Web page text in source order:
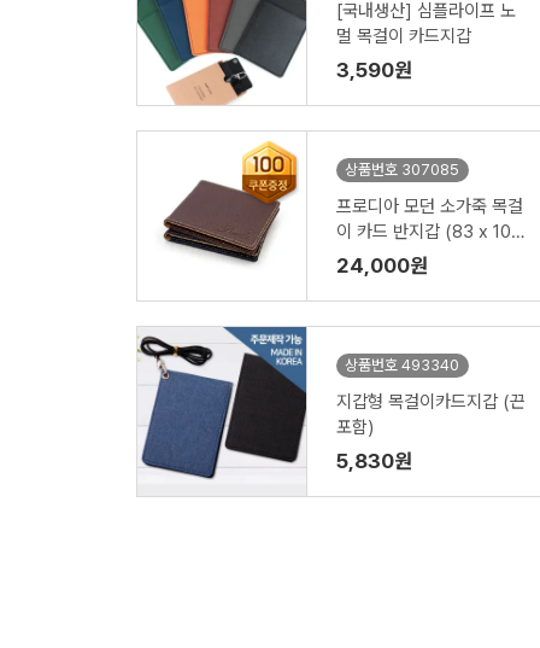
[국내생산] 심플라이프 노
멀 목걸이 카드지갑
3,590원
상품번호 307085
프로디아 모던 소가죽 목걸
이 카드 반지갑 (83 x 103
mm)
24,000원
상품번호 493340
지갑형 목걸이카드지갑 (끈
포함)
5,830원